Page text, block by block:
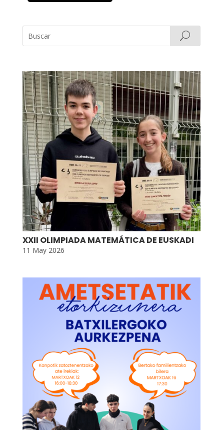
XXII OLIMPIADA MATEMÁTICA DE EUSKADI
11 May 2026